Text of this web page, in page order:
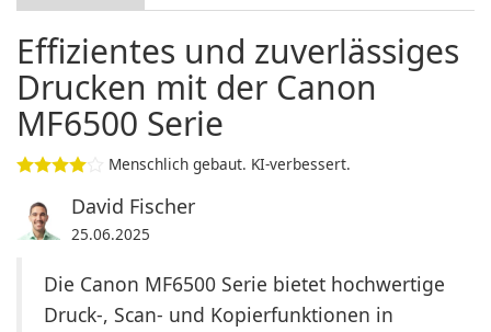
Effizientes und zuverlässiges
Drucken mit der Canon
MF6500 Serie
Menschlich gebaut. KI-verbessert.
David Fischer
25.06.2025
Die Canon MF6500 Serie bietet hochwertige
Druck-, Scan- und Kopierfunktionen in